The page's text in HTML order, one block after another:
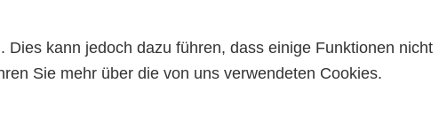
kann jedoch dazu führen, dass einige Funktionen nicht
Sie mehr über die von uns verwendeten Cookies.